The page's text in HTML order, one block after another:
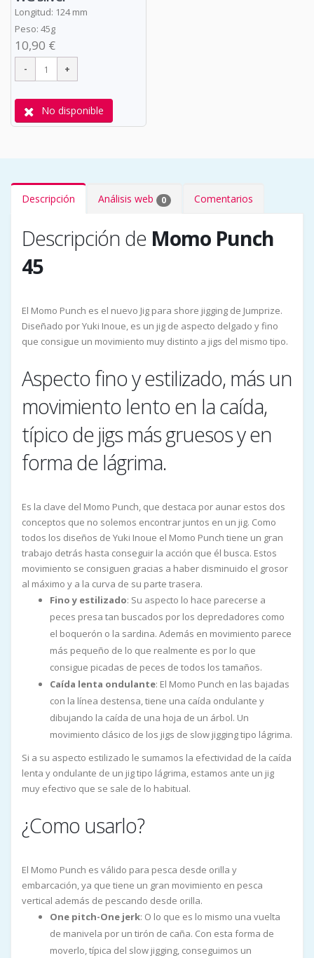
Longitud: 124 mm
Peso: 45g
10,90 €
No disponible
Descripción Análisis web 0 Comentarios
Descripción de Momo Punch
45
El Momo Punch es el nuevo Jig para shore jigging de Jumprize.
Diseñado por Yuki Inoue, es un jig de aspecto delgado y fino
que consigue un movimiento muy distinto a jigs del mismo tipo.
Aspecto fino y estilizado, más un
movimiento lento en la caída,
típico de jigs más gruesos y en
forma de lágrima.
Es la clave del Momo Punch, que destaca por aunar estos dos
conceptos que no solemos encontrar juntos en un jig. Como
todos los diseños de Yuki Inoue el Momo Punch tiene un gran
trabajo detrás hasta conseguir la acción que él busca. Estos
movimiento se consiguen gracias a haber disminuido el grosor
al máximo y a la curva de su parte trasera.
Fino y estilizado: Su aspecto lo hace parecerse a
peces presa tan buscados por los depredadores como
el boquerón o la sardina. Además en movimiento parece
más pequeño de lo que realmente es por lo que
consigue picadas de peces de todos los tamaños.
Caída lenta ondulante: El Momo Punch en las bajadas
con la línea destensa, tiene una caída ondulante y
dibujando la caída de una hoja de un árbol. Un
movimiento clásico de los jigs de slow jigging tipo lágrima.
Si a su aspecto estilizado le sumamos la efectividad de la caída
lenta y ondulante de un jig tipo lágrima, estamos ante un jig
muy efectivo que se sale de lo habitual.
¿Como usarlo?
El Momo Punch es válido para pesca desde orilla y
embarcación, ya que tiene un gran movimiento en pesca
vertical además de pescando desde orilla.
One pitch-One jerk: O lo que es lo mismo una vuelta
de manivela por un tirón de caña. Con esta forma de
moverlo, típica del slow jigging, conseguimos un